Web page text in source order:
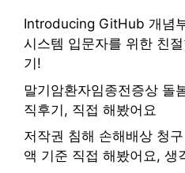
Introducing GitHub 개념
시스템 입문자를 위한 친
기!
말기암환자임종전증상 돌
직후기, 직접 해봤어요
저작권 침해 손해배상 청
액 기준 직접 해봤어요, 생